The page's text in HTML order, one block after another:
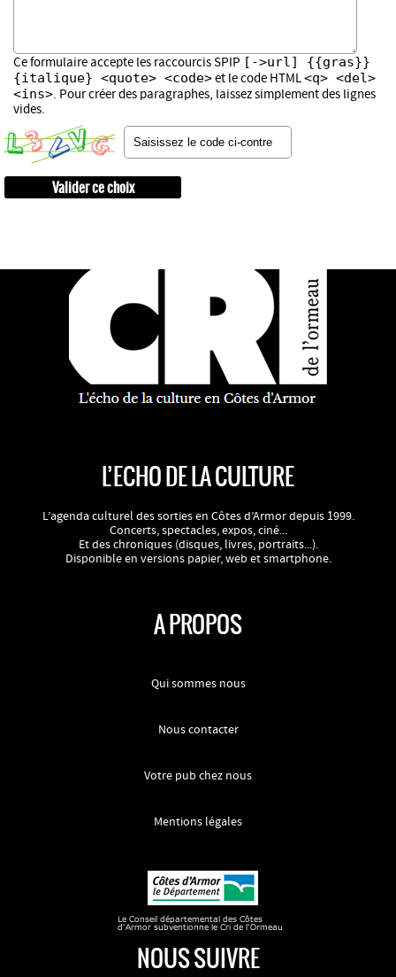
Ce formulaire accepte les raccourcis SPIP [->url] {{gras}}
{italique} <quote> <code>et le code HTML<q> <del>
<ins>. Pour créer des paragraphes, laissez simplement des lignes
vides.
L’ECHO DE LA CULTURE
L’agenda culturel des sorties en Côtes d’Armor depuis 1999.
Concerts, spectacles, expos, ciné...
Et des chroniques (disques, livres, portraits...).
Disponible en versions papier, web et smartphone.
A PROPOS
Qui sommes nous
Nous contacter
Votre pub chez nous
Mentions légales
NOUS SUIVRE